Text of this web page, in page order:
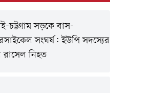
চট্টগ্রাম সড়কে বাস-
সংঘর্ষ: ইউপি সদস্যের
রাসেল নিহত